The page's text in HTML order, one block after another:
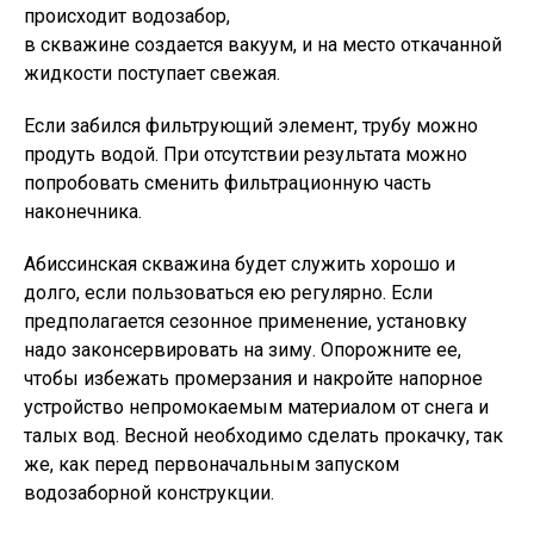
происходит водозабор,
в скважине создается вакуум, и на место откачанной
жидкости поступает свежая.
Если забился фильтрующий элемент, трубу можно
продуть водой. При отсутствии результата можно
попробовать сменить фильтрационную часть
наконечника.
Абиссинская скважина будет служить хорошо и
долго, если пользоваться ею регулярно. Если
предполагается сезонное применение, установку
надо законсервировать на зиму. Опорожните ее,
чтобы избежать промерзания и накройте напорное
устройство непромокаемым материалом от снега и
талых вод. Весной необходимо сделать прокачку, так
же, как перед первоначальным запуском
водозаборной конструкции.